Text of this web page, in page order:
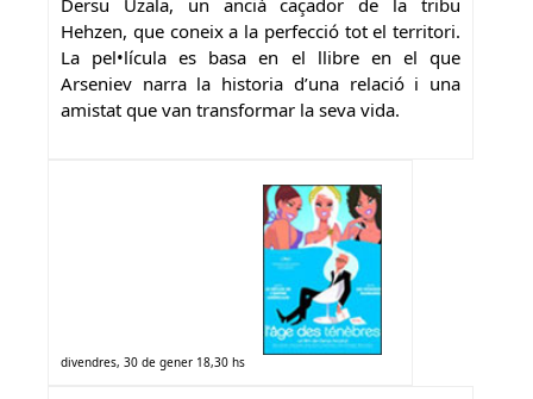
Dersu Uzala, un ancià caçador de la tribu
Hehzen, que coneix a la perfecció tot el territori.
La pel•lícula es basa en el llibre en el que
Arseniev narra la historia d’una relació i una
amistat que van transformar la seva vida.
divendres, 30 de gener 18,30 hs